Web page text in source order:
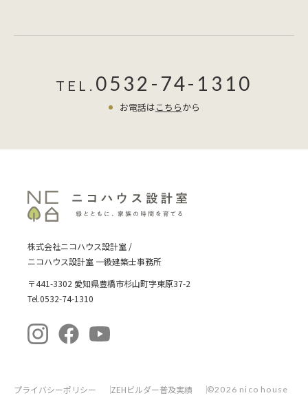
TEL. 0532-74-1310
お電話はこちらから
株式会社ニコハウス設計室 /
ニコハウス設計室 一級建築士事務所
〒441-3302 愛知県豊橋市杉山町字東原37-2
Tel.0532-74-1310
プライバシーポリシー ZEHビルダー普及実績 ©2026 nico house